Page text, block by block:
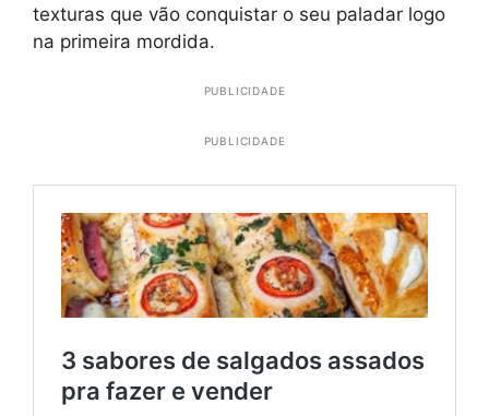
texturas que vão conquistar o seu paladar logo
na primeira mordida.
PUBLICIDADE
PUBLICIDADE